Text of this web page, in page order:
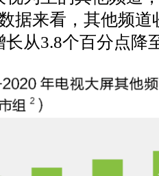
据来看，其他频
从3.8个百分点降